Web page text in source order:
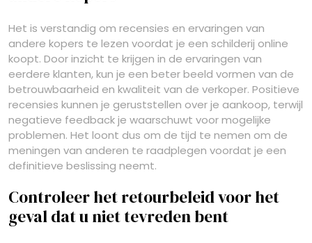
Het is verstandig om recensies en ervaringen van
andere kopers te lezen voordat je een schilderij online
koopt. Door inzicht te krijgen in de ervaringen van
eerdere klanten, kun je een beter beeld vormen van de
betrouwbaarheid en kwaliteit van de verkoper. Positieve
recensies kunnen je geruststellen over je aankoop, terwijl
negatieve feedback je waarschuwt voor mogelijke
problemen. Het loont dus om de tijd te nemen om de
meningen van anderen te raadplegen voordat je een
definitieve beslissing neemt.
Controleer het retourbeleid voor het
geval dat u niet tevreden bent